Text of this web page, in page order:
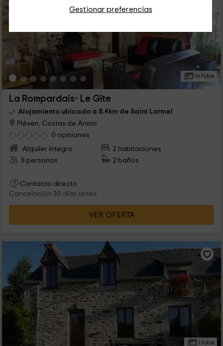
Gestionar preferencias
16 Fotos
La Rompardais- Le Gîte
Alojamiento ubicado a 8.4km de Saint Lormel
Pléven, Costas de Armor
0 opiniones
Alquiler íntegro
2 habitaciones
8 personas
2 baños
Contacto directo
Cancelación 30 días antes
VER OFERTA
1 Fotos